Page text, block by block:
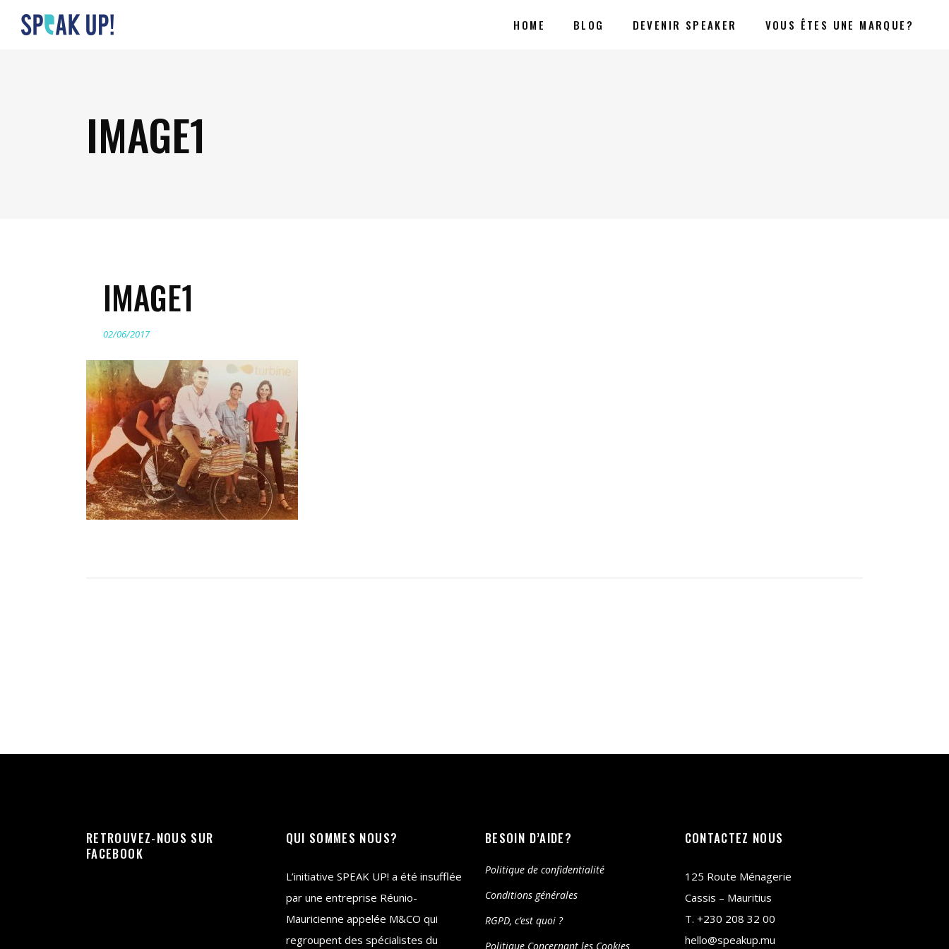
HOME BLOG DEVENIR SPEAKER VOUS ÊTES UNE MARQUE?
IMAGE1
IMAGE1
02/06/2017
RETROUVEZ-NOUS SUR
FACEBOOK
QUI SOMMES NOUS?
L’initiative SPEAK UP! a été insufflée
par une entreprise Réunio-
Mauricienne appelée M&CO qui
regroupent des spécialistes du
BESOIN D’AIDE?
Politique de confidentialité
Conditions générales
RGPD, c’est quoi ?
Politique Concernant les Cookies
CONTACTEZ NOUS
125 Route Ménagerie
Cassis – Mauritius
T. +230 208 32 00
hello@speakup.mu